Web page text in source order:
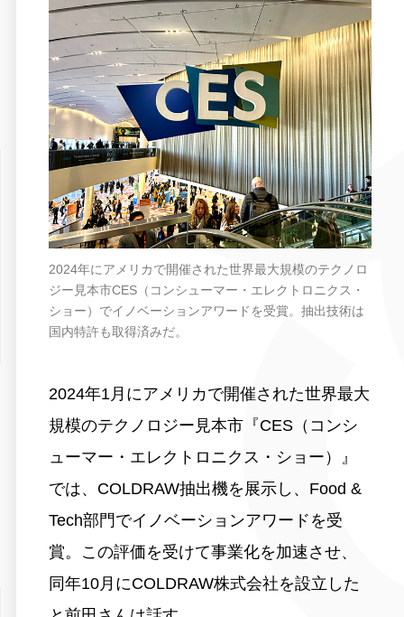
2024年にアメリカで開催された世界最大規模のテクノロ
ジー見本市CES（コンシューマー・エレクトロニクス・
ショー）でイノベーションアワードを受賞。抽出技術は
国内特許も取得済みだ。
2024年1月にアメリカで開催された世界最大
規模のテクノロジー見本市『CES（コンシ
ューマー・エレクトロニクス・ショー）』
では、COLDRAW抽出機を展示し、Food &
Tech部門でイノベーションアワードを受
賞。この評価を受けて事業化を加速させ、
同年10月にCOLDRAW株式会社を設立した